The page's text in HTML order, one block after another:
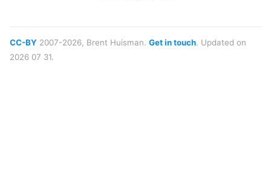
CC-BY 2007-2026, Brent Huisman. Get in touch. Updated on
2026 07 31.